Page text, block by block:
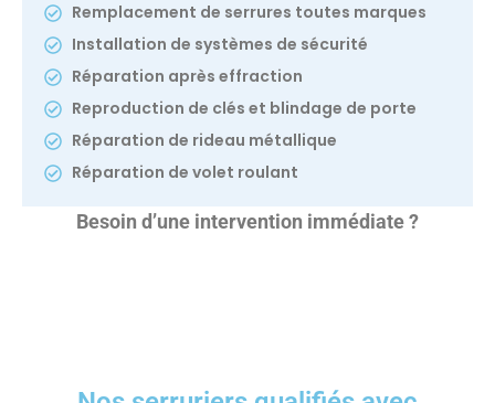
Remplacement de serrures toutes marques
Installation de systèmes de sécurité
Réparation après effraction
Reproduction de clés et blindage de porte
Réparation de rideau métallique
Réparation de volet roulant
Besoin d’une intervention immédiate ?